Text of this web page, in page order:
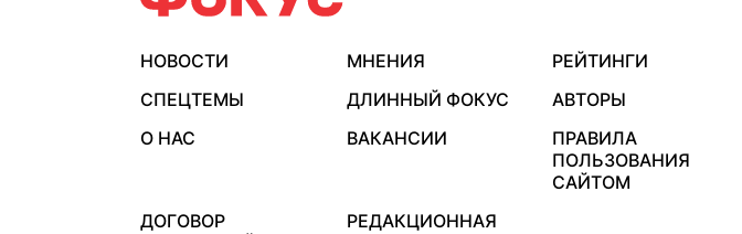
НОВОСТИ МНЕНИЯ
РЕЙТИНГИ
СПЕЦТЕМЫ
ДЛИННЫЙ ФОКУС
АВТОРЫ
О НАС
ВАКАНСИИ
ПРАВИЛА
ПОЛЬЗОВАНИЯ
САЙТОМ
ДОГОВОР
РЕДАКЦИОННАЯ